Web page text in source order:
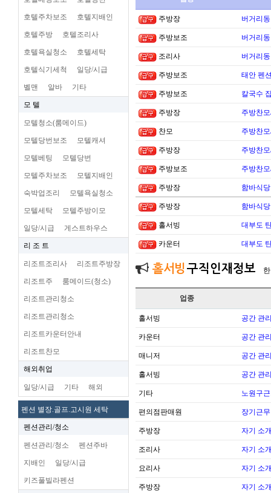
호텔주차보조 호텔지배인
호텔주방 호텔조리사
호텔욕실청소 호텔세탁
호텔식기세척 일당/시급
벨맨 알바 기타
모 텔
모텔청소(룸메이드)
모텔당번보조 모텔캐셔
모텔베팅 모텔당번
모텔주차보조 모텔지배인
숙박업조리 모텔욕실청소
모텔세탁 모텔주방이모
일당/시급 게스트하우스
리 조 트
리조트조리사 리조트주방장
리조트주 룸메이드(청소)
리조트관리청소
리조트관리청소
리조트카운터안내
리조트찬모
해외취업
일당/시급 기타 해외
펜션 별장.골프.고시원 세탁
펜션관리/청소
펜션관리/청소 펜션주바
지배인 일당/시급
키즈풀빌라펜션
주방장 버거리
주방보조 버거리
조리사 버거리
주방보조 태안 펜
주방보조 칼국수
주방장 주방찬
찬모 주방찬
주방장 주방찬
주방보조 주방찬
주방장 함바식
주방장 함바식
홀서빙 대부도
카운터 대부도
홀서빙 구직인재정보
업종
홀서빙 공간 관
카운터 공간 관
매니저 공간 관
홀서빙 공간 관
기타 노원구
편의점판매원 장기근
주방장 자기 소
조리사 자기 소
요리사 자기 소
주방장 자기 소